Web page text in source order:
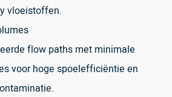
vloeistoffen.
flow paths met minimale
voor hoge spoelefficiëntie en